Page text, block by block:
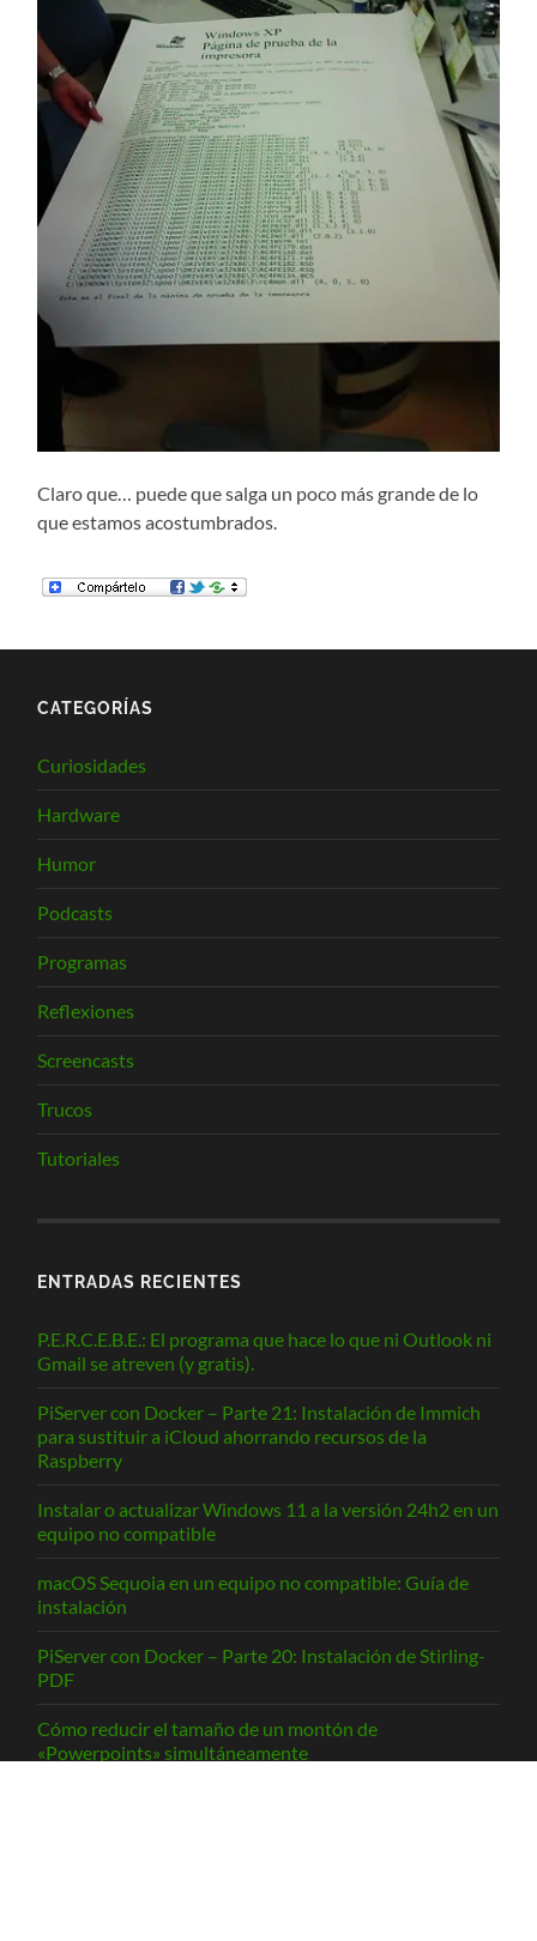
Claro que… puede que salga un poco más grande de lo
que estamos acostumbrados.
CATEGORÍAS
Curiosidades
Hardware
Humor
Podcasts
Programas
Reflexiones
Screencasts
Trucos
Tutoriales
ENTRADAS RECIENTES
P.E.R.C.E.B.E.: El programa que hace lo que ni Outlook ni
Gmail se atreven (y gratis).
PiServer con Docker – Parte 21: Instalación de Immich
para sustituir a iCloud ahorrando recursos de la
Raspberry
Instalar o actualizar Windows 11 a la versión 24h2 en un
equipo no compatible
macOS Sequoia en un equipo no compatible: Guía de
instalación
PiServer con Docker – Parte 20: Instalación de Stirling-
PDF
Cómo reducir el tamaño de un montón de
«Powerpoints» simultáneamente